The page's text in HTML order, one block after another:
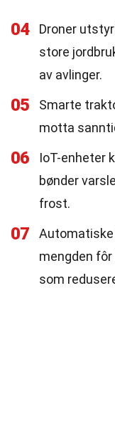
04
Droner
store
av avlinger.
05
Smarte
motta
06
IoT-enheter
bønder
frost.
07
mengden fôr
som